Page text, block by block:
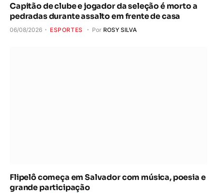
Capitão de clube e jogador da seleção é morto a
pedradas durante assalto em frente de casa
06/08/2026 ESPORTES Por ROSY SILVA
Flipelô começa em Salvador com música, poesia e
grande participação